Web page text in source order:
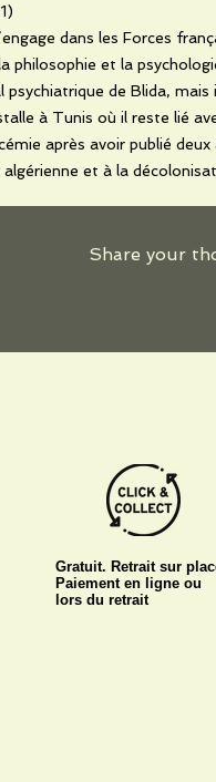
dans les Forces
philosophie et la
psychiatrique de Blida, mais
à Tunis où il reste lié
après avoir publié
et à la
Share your
Gratuit. Retrait sur
Paiement en ligne ou
lors du retrait